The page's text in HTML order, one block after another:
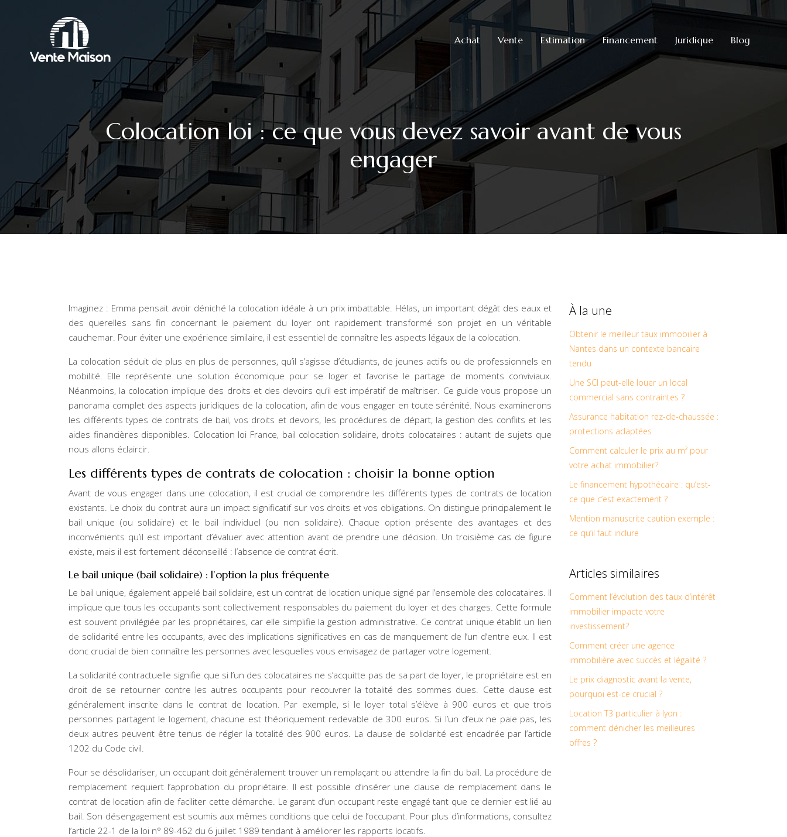
Achat Vente Estimation Financement Juridique Blog
Colocation loi : ce que vous devez savoir avant de vous
engager
Imaginez : Emma pensait avoir déniché la colocation idéale à un prix imbattable. Hélas, un important dégât des eaux et
des querelles sans fin concernant le paiement du loyer ont rapidement transformé son projet en un véritable
cauchemar. Pour éviter une expérience similaire, il est essentiel de connaître les aspects légaux de la colocation.
La colocation séduit de plus en plus de personnes, qu’il s’agisse d’étudiants, de jeunes actifs ou de professionnels en
mobilité. Elle représente une solution économique pour se loger et favorise le partage de moments conviviaux.
Néanmoins, la colocation implique des droits et des devoirs qu’il est impératif de maîtriser. Ce guide vous propose un
panorama complet des aspects juridiques de la colocation, afin de vous engager en toute sérénité. Nous examinerons
les différents types de contrats de bail, vos droits et devoirs, les procédures de départ, la gestion des conflits et les
aides financières disponibles. Colocation loi France, bail colocation solidaire, droits colocataires : autant de sujets que
nous allons éclaircir.
Les différents types de contrats de colocation : choisir la bonne option
Avant de vous engager dans une colocation, il est crucial de comprendre les différents types de contrats de location
existants. Le choix du contrat aura un impact significatif sur vos droits et vos obligations. On distingue principalement le
bail unique (ou solidaire) et le bail individuel (ou non solidaire). Chaque option présente des avantages et des
inconvénients qu’il est important d’évaluer avec attention avant de prendre une décision. Un troisième cas de figure
existe, mais il est fortement déconseillé : l’absence de contrat écrit.
Le bail unique (bail solidaire) : l’option la plus fréquente
Le bail unique, également appelé bail solidaire, est un contrat de location unique signé par l’ensemble des colocataires. Il
implique que tous les occupants sont collectivement responsables du paiement du loyer et des charges. Cette formule
est souvent privilégiée par les propriétaires, car elle simplifie la gestion administrative. Ce contrat unique établit un lien
de solidarité entre les occupants, avec des implications significatives en cas de manquement de l’un d’entre eux. Il est
donc crucial de bien connaître les personnes avec lesquelles vous envisagez de partager votre logement.
La solidarité contractuelle signifie que si l’un des colocataires ne s’acquitte pas de sa part de loyer, le propriétaire est en
droit de se retourner contre les autres occupants pour recouvrer la totalité des sommes dues. Cette clause est
généralement inscrite dans le contrat de location. Par exemple, si le loyer total s’élève à 900 euros et que trois
personnes partagent le logement, chacune est théoriquement redevable de 300 euros. Si l’un d’eux ne paie pas, les
deux autres peuvent être tenus de régler la totalité des 900 euros. La clause de solidarité est encadrée par l’article
1202 du Code civil.
Pour se désolidariser, un occupant doit généralement trouver un remplaçant ou attendre la fin du bail. La procédure de
remplacement requiert l’approbation du propriétaire. Il est possible d’insérer une clause de remplacement dans le
contrat de location afin de faciliter cette démarche. Le garant d’un occupant reste engagé tant que ce dernier est lié au
bail. Son désengagement est soumis aux mêmes conditions que celui de l’occupant. Pour plus d’informations, consultez
l’article 22-1 de la loi n° 89-462 du 6 juillet 1989 tendant à améliorer les rapports locatifs.
À la une
Obtenir le meilleur taux immobilier à
Nantes dans un contexte bancaire
tendu
Une SCI peut-elle louer un local
commercial sans contraintes ?
Assurance habitation rez-de-chaussée :
protections adaptées
Comment calculer le prix au m² pour
votre achat immobilier?
Le financement hypothécaire : qu’est-
ce que c’est exactement ?
Mention manuscrite caution exemple :
ce qu’il faut inclure
Articles similaires
Comment l’évolution des taux d’intérêt
immobilier impacte votre
investissement?
Comment créer une agence
immobilière avec succès et légalité ?
Le prix diagnostic avant la vente,
pourquoi est-ce crucial ?
Location T3 particulier à lyon :
comment dénicher les meilleures
offres ?